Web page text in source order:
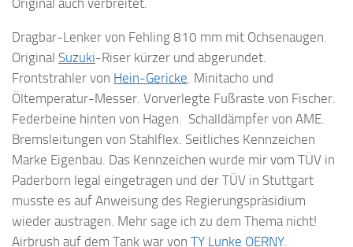
Original auch verbreitet.
Dragbar-Lenker von Fehling 810 mm mit Ochsenaugen.
Original Suzuki-Riser kürzer und abgerundet.
Frontstrahler von Hein-Gericke. Minitacho und
Öltemperatur-Messer. Vorverlegte Fußraste von Fischer.
Federbeine hinten von Hagen. Schalldämpfer von AME.
Bremsleitungen von Stahlflex. Seitliches Kennzeichen
Marke Eigenbau. Das Kennzeichen wurde mir vom TÜV in
Paderborn legal eingetragen und der TÜV in Stuttgart
musste es auf Anweisung des Regierungspräsidium
wieder austragen. Mehr sage ich zu dem Thema nicht!
Airbrush auf dem Tank war von TY Lunke OERNY.